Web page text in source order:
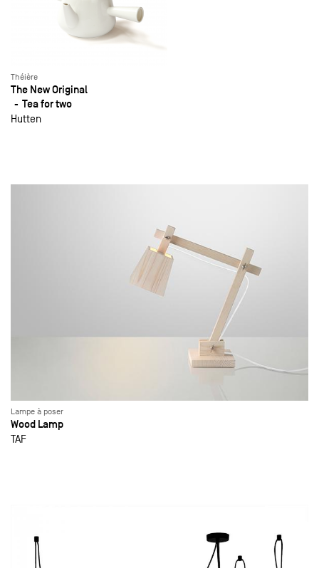
Théière
The New Original
Tea for two
Hutten
Lampe à poser
Wood Lamp
TAF